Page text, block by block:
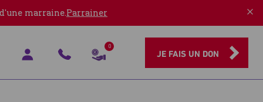
marraine.Parrainer
0
JE FAIS UN DON